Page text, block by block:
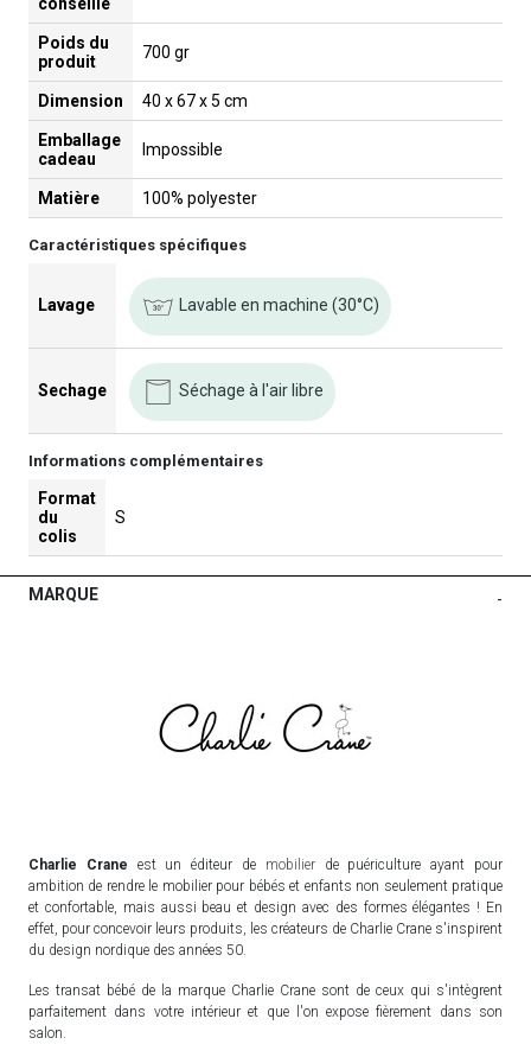
conseillé
Poids du
produit
700 gr
Dimension 40 x 67 x 5 cm
Emballage
cadeau
Impossible
Matière 100% polyester
Caractéristiques spécifiques
Lavage Lavable en machine (30°C)
Sechage Séchage à l'air libre
Informations complémentaires
Format
du
colis
S
MARQUE -
Charlie Crane est un éditeur de mobilierde puériculture ayant pour
ambition de rendre le mobilier pour bébés et enfants non seulement pratique
et confortable, mais aussi beau et design avec des formes élégantes ! En
effet, pour concevoir leurs produits, les créateurs de Charlie Crane s'inspirent
du design nordique des années 50.
Les transat bébé de la marque Charlie Crane sont de ceux qui s'intègrent
parfaitement dans votre intérieur et que l'on expose fièrement dans son
salon.